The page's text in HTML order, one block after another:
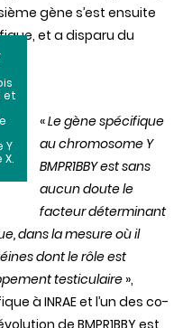
gène s’est ensuite
et a disparu du
et
Y
«Le gène spécifique
au chromosome Y
BMPR1BBY est sans
aucun doute le
facteur déterminant
dans la mesure où il
dont le rôle est
testiculaire »,
à INRAE et l’un des co-
de BMPR1BBY est